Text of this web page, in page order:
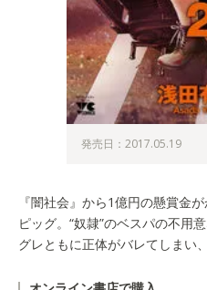
発売日：2017.05.19
『闇社会』から1億円の懸賞金
ピッグ。“奴隷”のベスパの不用
グレともに正体がバレてしまい